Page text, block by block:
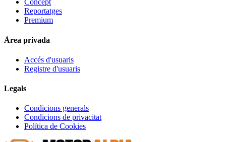
Concept
Reportatges
Premium
Àrea privada
Accés d'usuaris
Registre d'usuaris
Legals
Condicions generals
Condicions de privacitat
Política de Cookies